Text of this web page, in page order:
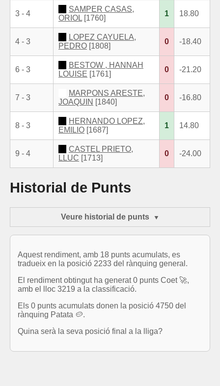
3 - 4
SAMPER CASAS,
ORIOL [1760]
1 18.80
4 - 3
LOPEZ CAYUELA,
PEDRO [1808]
0 -18.40
6 - 3
BESTOW , HANNAH
LOUISE [1761]
0 -21.20
7 - 3
MARPONS ARESTE,
JOAQUIN [1840]
0 -16.80
8 - 3
HERNANDO LOPEZ,
EMILIO [1687]
1 14.80
9 - 4
CASTEL PRIETO,
LLUC [1713]
0 -24.00
Historial de Punts
Veure historial de punts
Aquest rendiment, amb 18 punts acumulats, es
tradueix en la posició 2233 del rànquing general.
El rendiment obtingut ha generat 0 punts Coet 🚀,
amb el lloc 3219 a la classificació.
Els 0 punts acumulats donen la posició 4750 del
rànquing Patata 🥔.
Quina serà la seva posició final a la lliga?